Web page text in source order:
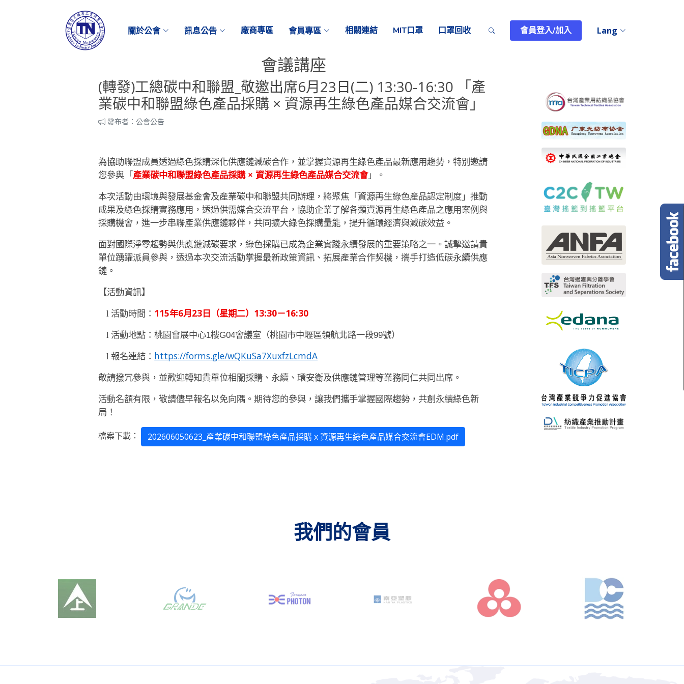
關於公會 訊息公告 廠商專區 會員專區 相關連結 MIT口罩 口罩回收 會員登入/加入 Lang
會議講座
(轉發)工總碳中和聯盟_敬邀出席6月23日(二) 13:30-16:30 「產
業碳中和聯盟綠色產品採購 × 資源再生綠色產品媒合交流會」
發布者：公會公告
為協助聯盟成員透過綠色採購深化供應鏈減碳合作，並掌握資源再生綠色產品最新應用趨勢，特別邀請
您參與「 產業碳中和聯盟綠色產品採購 × 資源再生綠色產品媒合交流會」。
本次活動由環境與發展基金會及產業碳中和聯盟共同辦理，將聚焦「資源再生綠色產品認定制度」推動
成果及綠色採購實務應用，透過供需媒合交流平台，協助企業了解各類資源再生綠色產品之應用案例與
採購機會，進一步串聯產業供應鏈夥伴，共同擴大綠色採購量能，提升循環經濟與減碳效益。
面對國際淨零趨勢與供應鏈減碳要求，綠色採購已成為企業實踐永續發展的重要策略之一。誠摯邀請貴
單位踴躍派員參與，透過本次交流活動掌握最新政策資訊、拓展產業合作契機，攜手打造低碳永續供應
鏈。
【活動資訊】
l 活動時間： 115年6月23日（星期二）13:30－16:30
l 活動地點：桃園會展中心1樓G04會議室（桃園市中壢區領航北路一段99號）
l 報名連結： https://forms.gle/wQKuSa7XuxfzLcmdA
敬請撥冗參與，並歡迎轉知貴單位相關採購、永續、環安衛及供應鏈管理等業務同仁共同出席。
活動名額有限，敬請儘早報名以免向隅。期待您的參與，讓我們攜手掌握國際趨勢，共創永續綠色新
局！
檔案下載： 202606050623_產業碳中和聯盟綠色產品採購 x 資源再生綠色產品媒合交流會EDM.pdf
我們的會員